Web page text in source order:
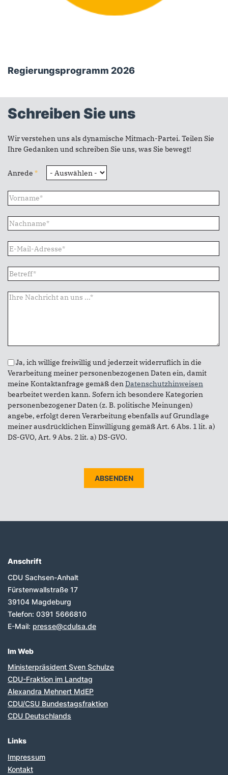
Regierungsprogramm 2026
Schreiben Sie uns
Wir verstehen uns als dynamische Mitmach-Partei. Teilen Sie
Ihre Gedanken und schreiben Sie uns, was Sie bewegt!
Anrede *
Vorname*
Name*
E-Mail
Betreff*
Nachricht*
Datenschutz*
Ja, ich willige freiwillig und jederzeit widerruflich in die
Verarbeitung meiner personenbezogenen Daten ein, damit
meine Kontaktanfrage gemäß denDatenschutzhinweisen
bearbeitet werden kann. Sofern ich besondere Kategorien
personenbezogener Daten (z. B. politische Meinungen)
angebe, erfolgt deren Verarbeitung ebenfalls auf Grundlage
meiner ausdrücklichen Einwilligung gemäß Art. 6 Abs. 1 lit. a)
DS-GVO, Art. 9 Abs. 2 lit. a) DS-GVO.
Fußbereich
Anschrift
CDU Sachsen-Anhalt
Fürstenwallstraße 17
39104 Magdeburg
Telefon: 0391 5666810
E-Mail: presse@cdulsa.de
Im Web
Ministerpräsident Sven Schulze
CDU-Fraktion im Landtag
Alexandra Mehnert MdEP
CDU/CSU Bundestagsfraktion
CDU Deutschlands
Links
Impressum
Kontakt